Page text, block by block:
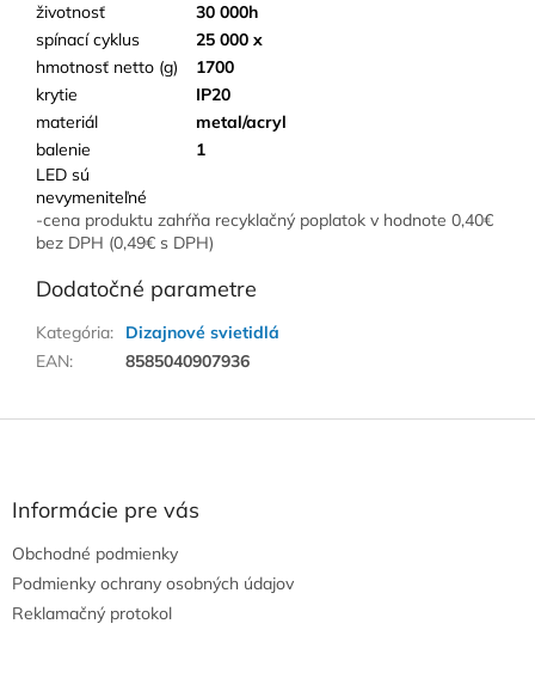
životnosť
30 000h
spínací cyklus
25 000 x
hmotnosť netto (g)
1700
krytie
IP20
materiál
metal/acryl
balenie
1
LED sú
nevymeniteľné
-cena produktu zahŕňa recyklačný poplatok v hodnote 0,40€
bez DPH (0,49€ s DPH)
Dodatočné parametre
Kategória:
Dizajnové svietidlá
EAN: 8585040907936
Informácie pre vás
Obchodné podmienky
Podmienky ochrany osobných údajov
Reklamačný protokol